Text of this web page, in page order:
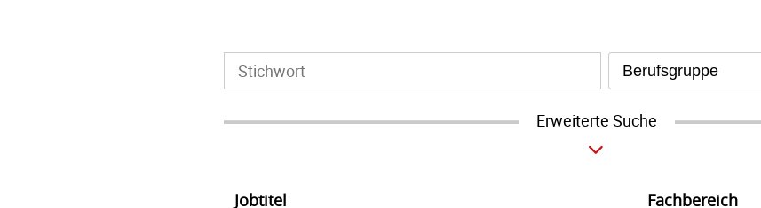
Berufsgruppe
Erweiterte Suche
Jobtitel Fachbereich